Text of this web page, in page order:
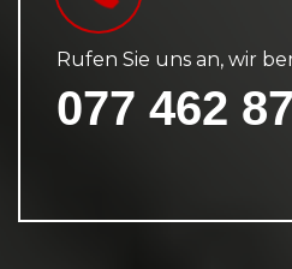
Rufen Sie uns an, wir
077 462